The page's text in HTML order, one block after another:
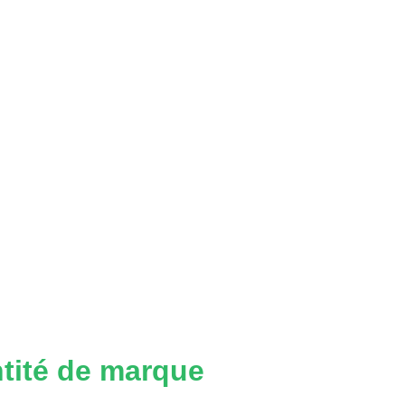
de marque